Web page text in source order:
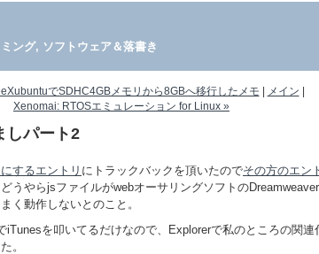
ング, ソフトウェア＆落書き
でSDHC4GBメモリから8GBへ移行したメモ メイン
Xenomai: RTOSエミュレーション for Linux »
しパート2
するエントリ にトラックバックを頂いたのでその方のエン
うやらjsファイルがwebオーサリングソフトの
く動作しないとのこと。
iTunesを叩いてるだけなので、Explorerで私のところの関連
。